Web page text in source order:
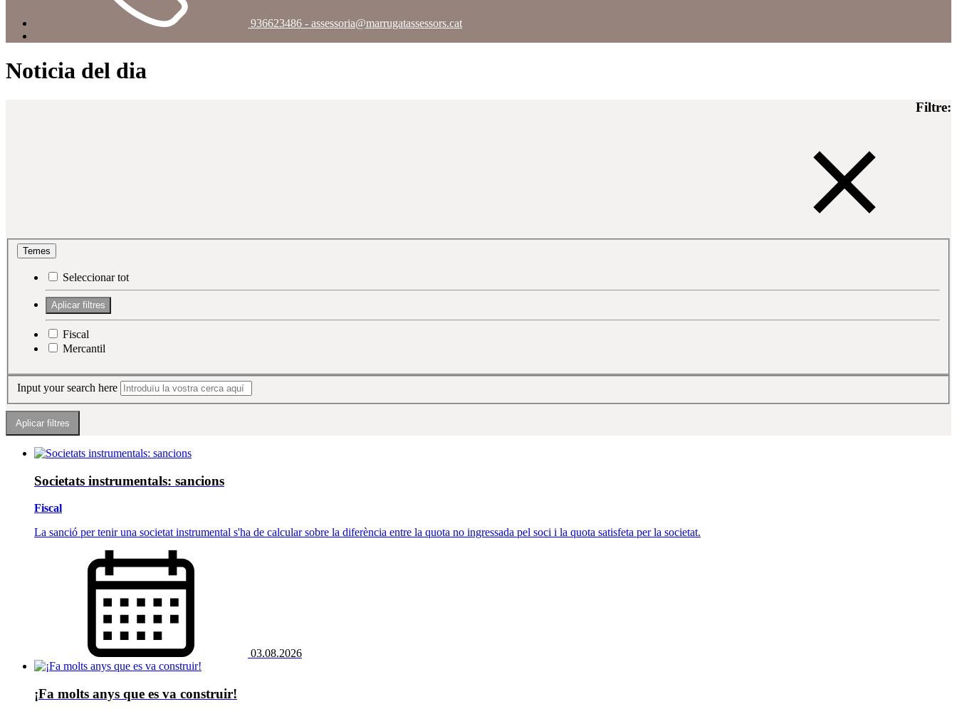
936623486 - assessoria@marrugatassessors.cat
Noticia del dia
Filtre:
Temes
Seleccionar tot
Fiscal
Mercantil
Input your search here
Societats instrumentals: sancions
Fiscal
La sanció per tenir una societat instrumental s'ha de calcular sobre la diferència entre la quota no ingressada pel soci i la quota satisfeta per la societat.
03.08.2026
¡Fa molts anys que es va construir!